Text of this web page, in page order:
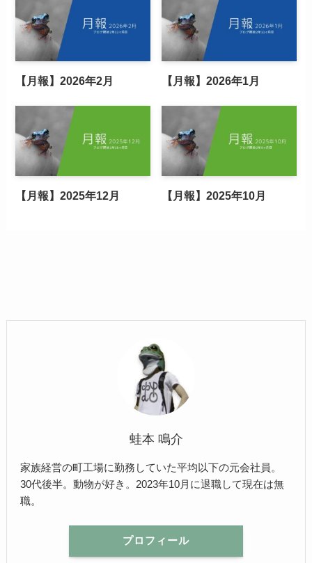
【月報】2026年2月 【月報】2026年1月
【月報】2025年12月 【月報】2025年10月
蛙本 鳴介
家族経営の町工場に勤務していた平均以下の元会社員。
30代後半。動物が好き。2023年10月に退職して現在は無
職。
プロフィール